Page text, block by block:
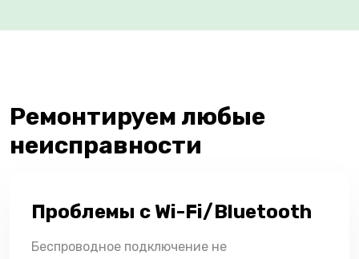
Ремонтируем любые
неисправности
Проблемы с Wi-Fi/Bluetooth
Беспроводное подключение не